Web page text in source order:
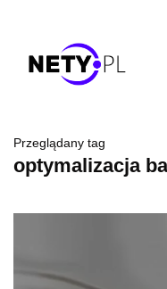
Przeglądany tag
optymalizacja